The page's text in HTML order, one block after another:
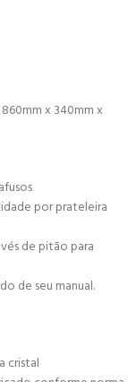
x 340mm x
por prateleira
de pitão para
de seu manual.
cristal